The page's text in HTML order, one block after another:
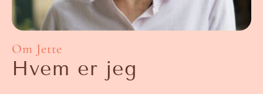
Om Jette
Hvem er jeg